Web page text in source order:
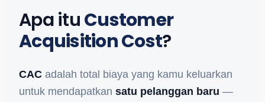
Apa ituCustomer
Acquisition Cost?
CAC adalah total biaya yang kamu keluarkan
untuk mendapatkan satu pelanggan baru —